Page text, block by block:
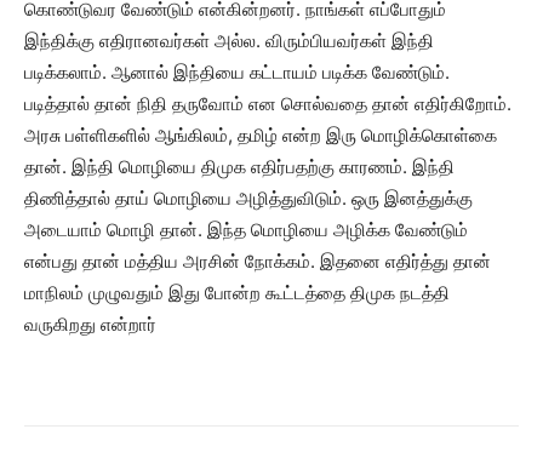
கொண்டுவர வேண்டும் என்கின்றனர். நாங்கள் எப்போதும்
இந்திக்கு எதிரானவர்கள் அல்ல. விரும்பியவர்கள் இந்தி
படிக்கலாம். ஆனால் இந்தியை கட்டாயம் படிக்க வேண்டும்.
படித்தால் தான் நிதி தருவோம் என சொல்வதை தான் எதிர்கிறோம்.
அரசு பள்ளிகளில் ஆங்கிலம், தமிழ் என்ற இரு மொழிக்கொள்கை
தான். இந்தி மொழியை திமுக எதிர்பதற்கு காரணம். இந்தி
திணித்தால் தாய் மொழியை அழித்துவிடும். ஒரு இனத்துக்கு
அடையாம் மொழி தான். இந்த மொழியை அழிக்க வேண்டும்
என்பது தான் மத்திய அரசின் நோக்கம். இதனை எதிர்த்து தான்
மாநிலம் முழுவதும் இது போன்ற கூட்டத்தை திமுக நடத்தி
வருகிறது என்றார்